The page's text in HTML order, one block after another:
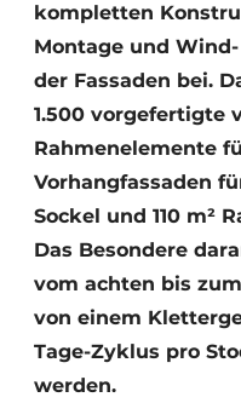
kompletten
Montage und
der Fassaden bei.
1.500 vorgefertigte
Rahmenelemente
Vorhangfassaden
Sockel und 110 m²
Das Besondere
vom achten bis
von einem
Tage-Zyklus pro
werden.